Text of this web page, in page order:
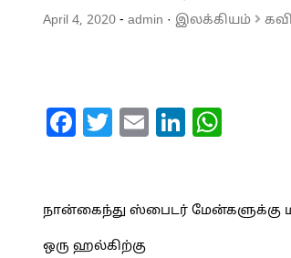
April 4, 2020 - admin · இலக்கியம்
Facebook
Twitter
EmailLinkedIn
நான்கைந்து ஸ்பைடர் மேன்களுக்கு
ஒரு ஹல்கிற்கு